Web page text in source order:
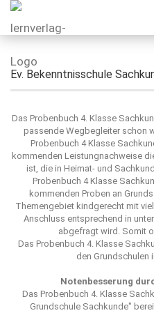
Ev. Bekenntnisschule
Das Probenbuch 4. Klasse
passende Wegbegleiter schon
Probenbuch 4 Klasse
kommenden Leistungnachweise
ist, die in Heimat- und
Probenbuch 4 Klasse
kommenden Proben an
Themengebiet kindgerecht mit
Anschluss entsprechend in
abgefragt wird. Somit
Das Probenbuch 4. Klasse
den Grundschulen
Notenbesserung
Das Probenbuch 4. Klasse
Grundschule Sachkunde"